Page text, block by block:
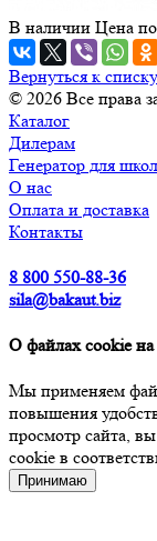
В наличии Цена
Вернуться к списку
© 2026 Все права
Каталог
Дилерам
Генератор для
О нас
Оплата и доставка
Контакты
8 800 550-88-36
sila@bakaut.biz
О файлах cookie на
Мы применяем
повышения
просмотр сайта,
cookie в
Принимаю